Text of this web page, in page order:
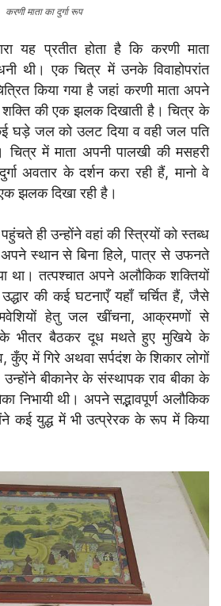
करणी माता का दुर्गा रूप
यह प्रतीत होता है कि करणी माता
थी। एक चित्र में उनके विवाहोपरांत
किया गया है जहां करणी माता अपने
की एक झलक दिखाती है। चित्र के
घड़े जल को उलट दिया व वही जल पति
चित्र में माता अपनी पालखी की मसहरी
अवतार के दर्शन करा रही हैं, मानो वे
झलक दिखा रही है।
ही उन्होंने वहां की स्त्रियों को स्तब्ध
स्थान से बिना हिले, पात्र से उफनते
था। तत्पश्चात अपने अलौकिक शक्तियों
की कई घटनाएँ यहाँ चर्चित हैं, जैसे
हेतु जल खींचना, आक्रमणों से
के भीतर बैठकर दूध मथते हुए मुखिये के
कुँए में गिरे अथवा सर्पदंश के शिकार लोगों
उन्होंने बीकानेर के संस्थापक राव बीका के
निभायी थी। अपने सद्भावपूर्ण अलौकिक
कई युद्ध में भी उत्प्रेरक के रूप में किया